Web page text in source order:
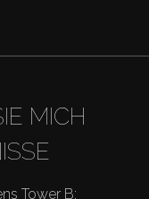
MICH
Tower B: